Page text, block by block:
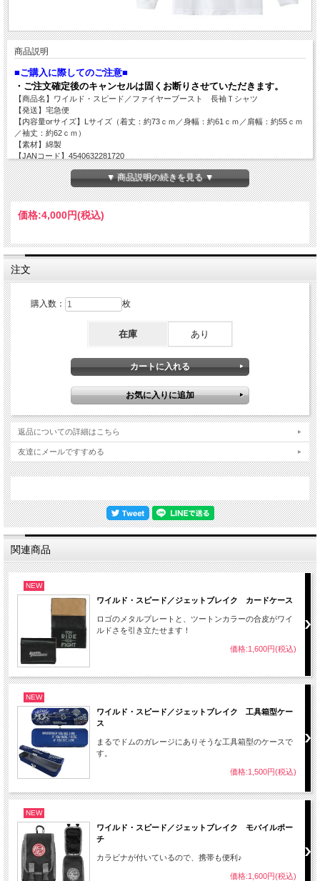
商品説明
■ご購入に際してのご注意■
・ご注文確定後のキャンセルは固くお断りさせていただきます。
【商品名】ワイルド・スピード／ファイヤーブースト 長袖Ｔシャツ
【発送】宅急便
【内容量orサイズ】Lサイズ（着丈：約73ｃｍ／身幅：約61ｃｍ／肩幅：約55ｃｍ
／袖丈：約62ｃｍ）
【素材】綿製
【JANコード】4540632281720
▼ 商品説明の続きを見る ▼
価格:4,000円(税込)
注文
購入数： 枚
在庫 あり
返品についての詳細はこちら
友達にメールですすめる
関連商品
NEW
ワイルド・スピード／ジェットブレイク カードケース
ロゴのメタルプレートと、ツートンカラーの合皮がワイ
ルドさを引き立たせます！
価格:1,600円(税込)
NEW
ワイルド・スピード／ジェットブレイク 工具箱型ケー
ス
まるでドムのガレージにありそうな工具箱型のケースで
す。
価格:1,500円(税込)
NEW
ワイルド・スピード／ジェットブレイク モバイルポー
チ
カラビナが付いているので、携帯も便利♪
価格:1,600円(税込)